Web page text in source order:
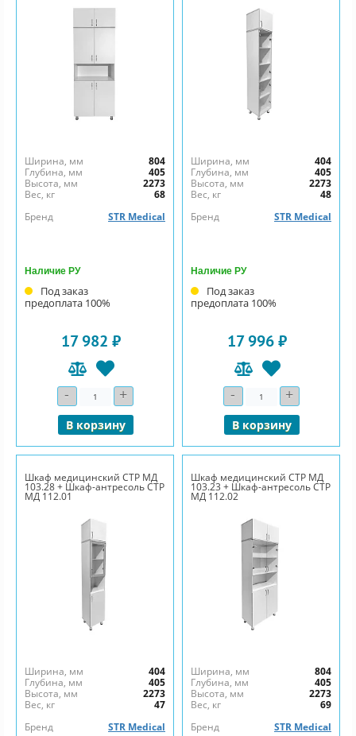
Ширина, мм
804
Глубина, мм
405
Высота, мм
2273
Вес, кг
68
Бренд
STR Medical
Наличие РУ
Под заказ
предоплата 100%
17 982 ₽
- Количество+
В корзину
Ширина, мм
404
Глубина, мм
405
Высота, мм
2273
Вес, кг
48
Бренд
STR Medical
Наличие РУ
Под заказ
предоплата 100%
17 996 ₽
- Количество+
В корзину
Шкаф медицинский СТР МД
103.28 + Шкаф-антресоль СТР
МД 112.01
Ширина, мм
404
Глубина, мм
405
Высота, мм
2273
Вес, кг
47
Бренд
STR Medical
Шкаф медицинский СТР МД
103.23 + Шкаф-антресоль СТР
МД 112.02
Ширина, мм
804
Глубина, мм
405
Высота, мм
2273
Вес, кг
69
Бренд
STR Medical